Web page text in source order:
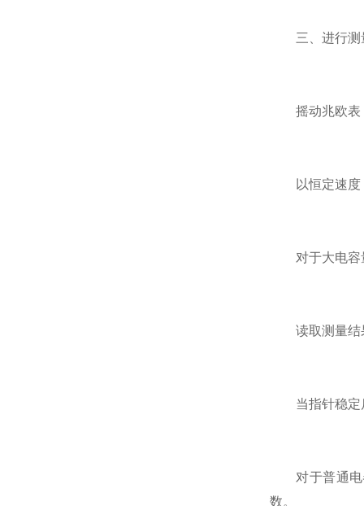
三、进行测
摇动兆欧表
以恒定速度（
对于大电容量
读取测量结
当指针稳定后
对于普通电器
数。